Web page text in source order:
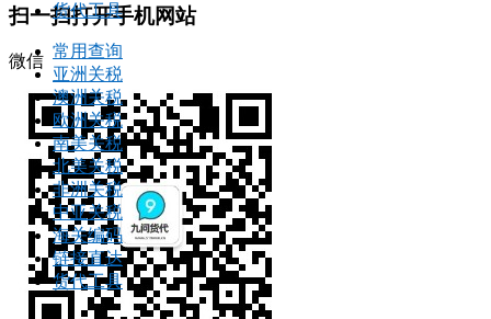
扫一扫打开手机网站
微信
货代工具
常用查询
亚洲关税
澳洲关税
欧洲关税
南美关税
北美关税
非洲关税
中亚关税
海关编码
链接直达
货代工具